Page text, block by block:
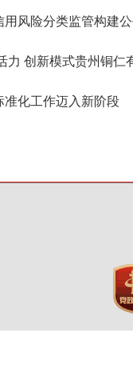
用风险分类监管构建
力 创新模式贵州铜仁
准化工作迈入新阶段